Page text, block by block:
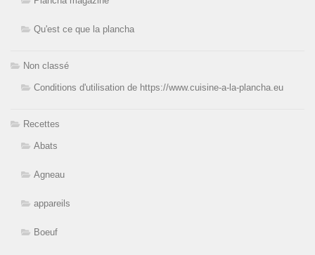
Qu'est ce que la plancha
Non classé
Conditions d'utilisation de https://www.cuisine-a-la-plancha.eu
Recettes
Abats
Agneau
appareils
Boeuf